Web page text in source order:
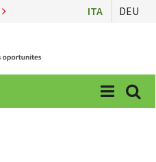
ITA DEU
Menü